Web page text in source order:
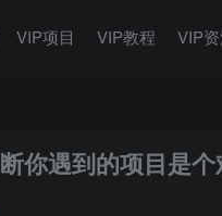
VIP项目 VIP教程 VIP
你遇到的项目是